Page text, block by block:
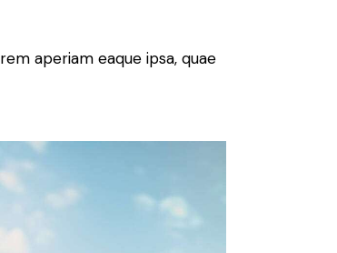
aperiam eaque ipsa, quae